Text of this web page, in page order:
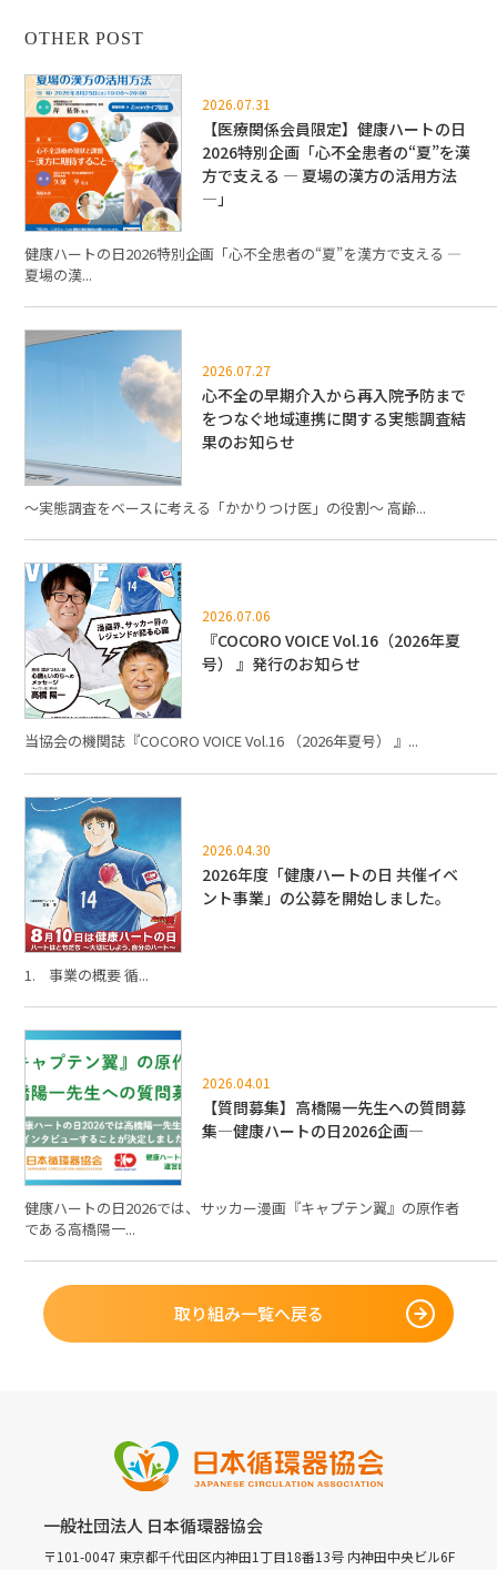
OTHER POST
2026.07.31
【医療関係会員限定】健康ハートの日
2026特別企画「心不全患者の“夏”を漢
方で支える ― 夏場の漢方の活用方法
―」
健康ハートの日2026特別企画「心不全患者の“夏”を漢方で支える ―
夏場の漢...
2026.07.27
心不全の早期介入から再入院予防まで
をつなぐ地域連携に関する実態調査結
果のお知らせ
～実態調査をベースに考える「かかりつけ医」の役割～ 高齢...
2026.07.06
『COCORO VOICE Vol.16（2026年夏
号） 』発行のお知らせ
当協会の機関誌『COCORO VOICE Vol.16 （2026年夏号） 』...
2026.04.30
2026年度「健康ハートの日 共催イベ
ント事業」の公募を開始しました。
1. 事業の概要 循...
2026.04.01
【質問募集】高橋陽一先生への質問募
集―健康ハートの日2026企画―
健康ハートの日2026では、サッカー漫画『キャプテン翼』の原作者
である高橋陽一...
取り組み一覧へ戻る
一般社団法人 日本循環器協会
〒101-0047 東京都千代田区内神田1丁目18番13号 内神田中央ビル6F